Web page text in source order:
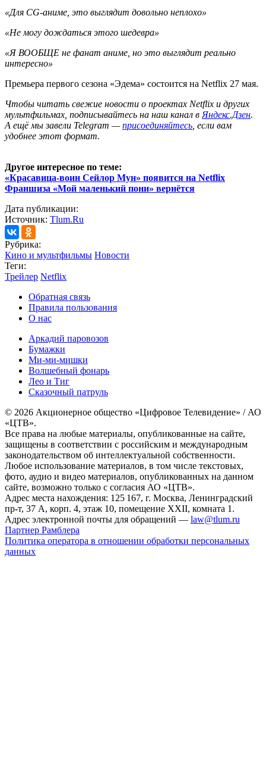
«Для CG-аниме, это выглядит довольно неплохо»
«Не могу дождаться этого шедевра»
«Я ВООБЩЕ не фанат аниме, но это выглядит реально
интересно»
Премьера первого сезона «Эдема» состоится на Netflix 27 мая.
Чтобы читать свежие новости о проектах Netflix и других
мультфильмах, подписывайтесь на наш канал вЯндекс.Дзен.
А ещё мы завели Telegram —присоединяйтесь, если вам
удобнее этот формат.
Другое интересное по теме:
«Красавица-воин Сейлор Мун» появится на Netflix
Франшиза «Мой маленький пони» вернётся
Дата публикации:
Источник: Tlum.Ru
Рубрика:
Кино и мультфильмы Новости
Теги:
Трейлер Netflix
Обратная связь
Правила пользования
О нас
Аркадий паровозов
Бумажки
Ми-ми-мишки
Волшебный фонарь
Лео и Тиг
Сказочный патруль
© 2026 Акционерное общество «Цифровое Телевидение» / АО
«ЦТВ».
Все права на любые материалы, опубликованные на сайте,
защищены в соответствии с российским и международным
законодательством об интеллектуальной собственности.
Любое использование материалов, в том числе текстовых,
фото, аудио и видео материалов, опубликованных на данном
сайте, возможно только с согласия АО «ЦТВ».
Адрес места нахождения: 125 167, г. Москва, Ленинградский
пр-т, 37 А, корп. 4, этаж 10, помещение XXII, комната 1.
Адрес электронной почты для обращений — law@tlum.ru
Партнер Рамблера
Политика оператора в отношении обработки персональных
данных